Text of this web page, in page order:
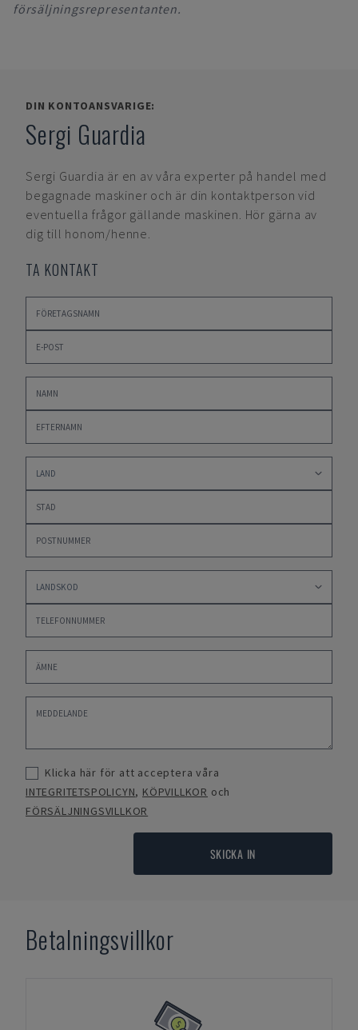
försäljningsrepresentanten.
DIN KONTOANSVARIGE:
Sergi Guardia
Sergi Guardia är en av våra experter på handel med
begagnade maskiner och är din kontaktperson vid
eventuella frågor gällande maskinen. Hör gärna av
dig till honom/henne.
TA KONTAKT
Klicka här för att acceptera våra
INTEGRITETSPOLICYN, KÖPVILLKOR och
FÖRSÄLJNINGSVILLKOR
SKICKA IN
Betalningsvillkor